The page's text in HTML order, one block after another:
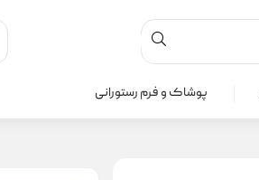
پوشاک و فرم رستورانی